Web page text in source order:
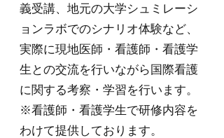
義受講、地元の大学シュミレーシ
ョンラボでのシナリオ体験など、
実際に現地医師・看護師・看護学
生との交流を行いながら国際看護
に関する考察・学習を行います。
※看護師・看護学生で研修内容を
わけて提供しております。